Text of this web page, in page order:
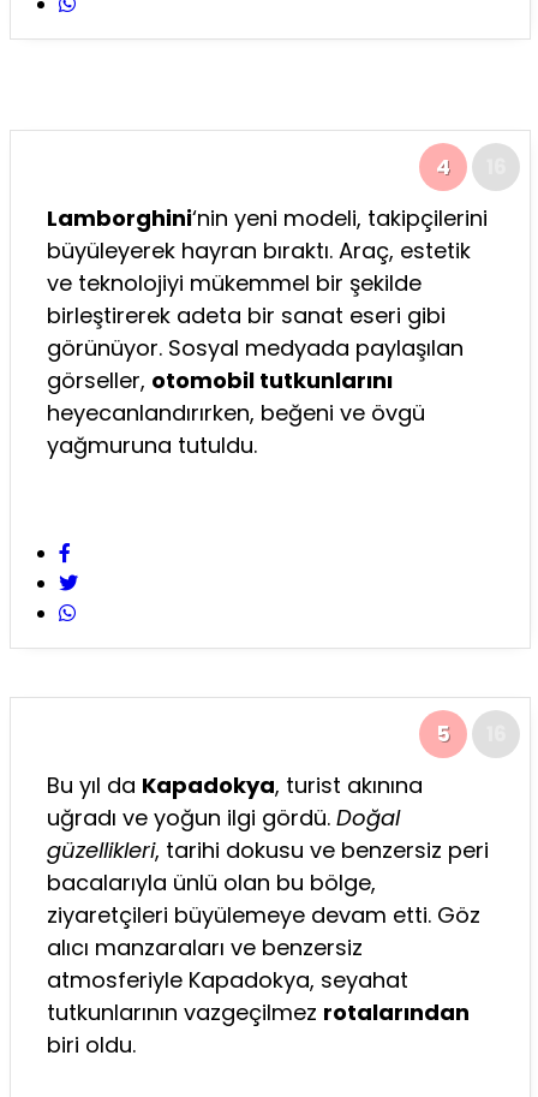
4
Lamborghini‘nin yeni modeli, takipçilerini
büyüleyerek hayran bıraktı. Araç, estetik
ve teknolojiyi mükemmel bir şekilde
birleştirerek adeta bir sanat eseri gibi
görünüyor. Sosyal medyada paylaşılan
görseller, otomobil tutkunlarını
heyecanlandırırken, beğeni ve övgü
yağmuruna tutuldu.
5
Bu yıl da Kapadokya, turist akınına
uğradı ve yoğun ilgi gördü. Doğal
güzellikleri, tarihi dokusu ve benzersiz peri
bacalarıyla ünlü olan bu bölge,
ziyaretçileri büyülemeye devam etti. Göz
alıcı manzaraları ve benzersiz
atmosferiyle Kapadokya, seyahat
tutkunlarının vazgeçilmez rotalarından
biri oldu.